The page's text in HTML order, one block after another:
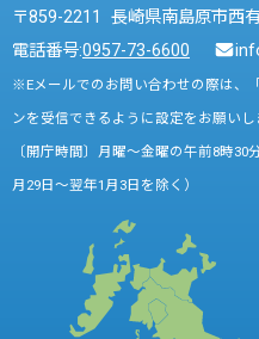
〒859-2211 長崎県南島原市西
電話番号:0957-73-6600
※Eメールでのお問い合わせの際は、
ンを受信できるように設定をお願いし
〔開庁時間〕月曜～金曜の午前8時
月29日～翌年1月3日を除く）